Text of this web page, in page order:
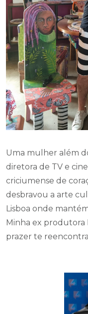
Uma mulher além
diretora de TV e
criciumense de
desbravou a arte
Lisboa onde
Minha ex produtora
prazer te